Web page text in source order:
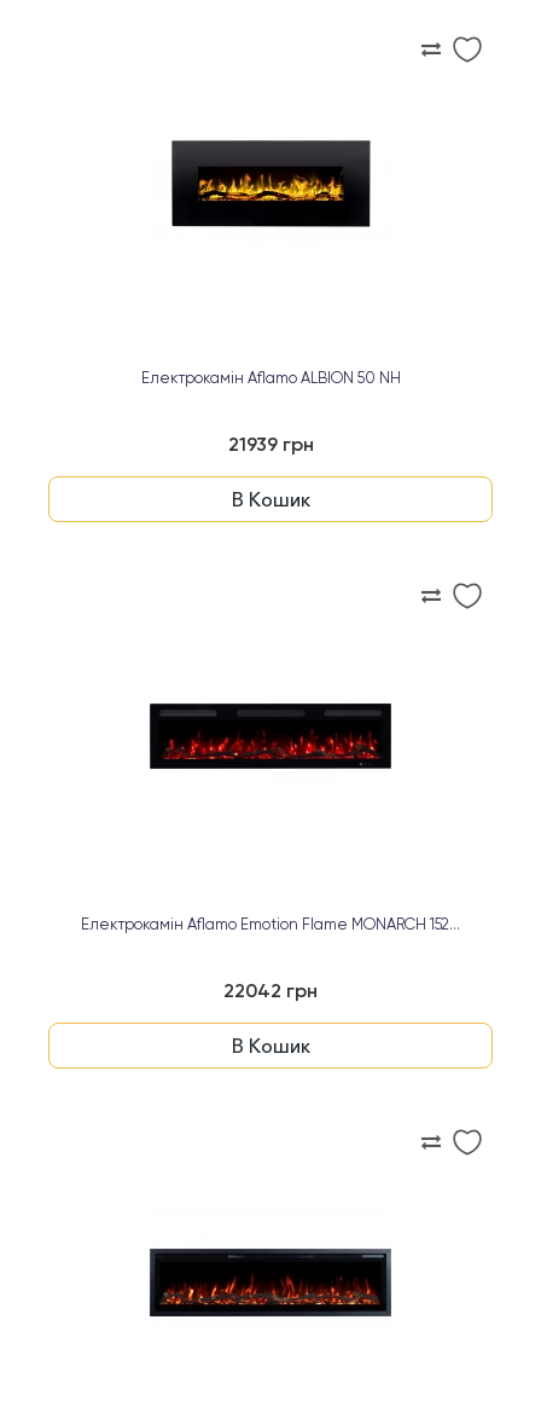
Електрокамін Aflamo ALBION 50 NH
21939 грн
В Кошик
Електрокамін Aflamo Emotion Flame MONARCH 152...
22042 грн
В Кошик